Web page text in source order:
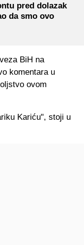
pred dolazak
da smo ovo
BiH na
komentara u
ovom
Kariću", stoji u